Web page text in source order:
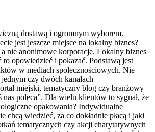
dostawą i ogromnym wyborem.
jest jeszcze miejsce na lokalny biznes?
nie anonimowe korporacje. Lokalny biznes
opowiedzieć i pokazać. Podstawą jest
w mediach społecznościowych. Nie
czy dwóch kanałach
miejski, tematyczny blog czy branżowy
poleca”. Dla wielu klientów to sygnał, że
opakowania? Indywidualne
wiedzieć, za co dokładnie płacą i jaki
tematycznych czy akcji charytatywnych